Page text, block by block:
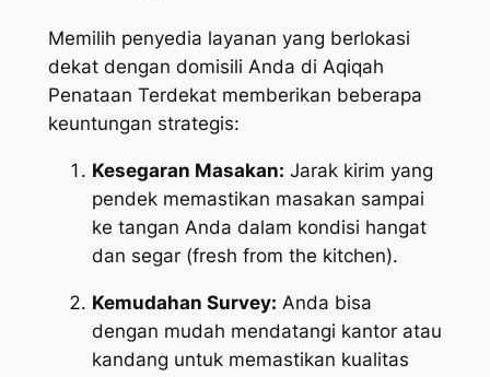
Memilih penyedia layanan yang berlokasi
dekat dengan domisili Anda di Aqiqah
Penataan Terdekat memberikan beberapa
keuntungan strategis:
Kesegaran Masakan: Jarak kirim yang
pendek memastikan masakan sampai
ke tangan Anda dalam kondisi hangat
dan segar (fresh from the kitchen).
Kemudahan Survey: Anda bisa
dengan mudah mendatangi kantor atau
kandang untuk memastikan kualitas